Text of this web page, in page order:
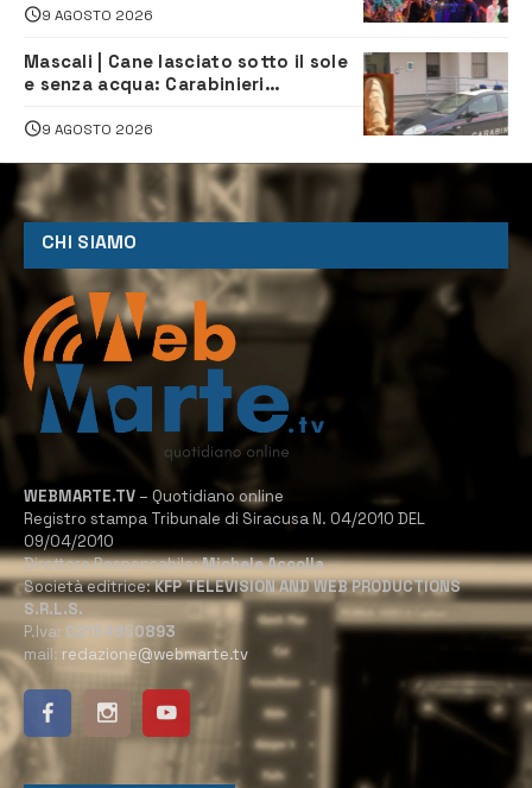
9 AGOSTO 2026
Mascali | Cane lasciato sotto il sole
e senza acqua: Carabinieri
9 AGOSTO 2026
CHI SIAMO
WEBMARTE.TV – Quotidiano online
Registro stampa Tribunale di Siracusa N. 04/2010 DEL
09/04/2010
Direttore Responsabile:Michele Accolla
Società editrice:KFP TELEVISION AND WEB PRODUCTIONS
S.R.L.S.
P.Iva: 02184950893
mail: redazione@webmarte.tv